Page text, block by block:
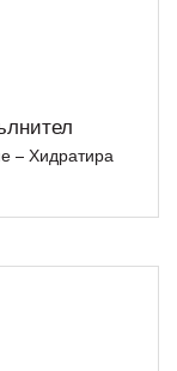
– Хидратира